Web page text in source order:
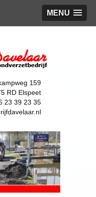
MENU
159
RD Elspeet
23 39 23 35